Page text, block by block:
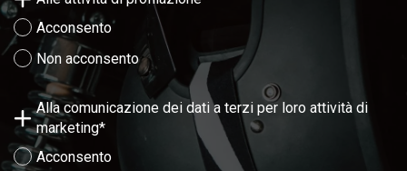
Acconsento
Non acconsento
Alla comunicazione dei dati a terzi per loro attività di
marketing*
Acconsento